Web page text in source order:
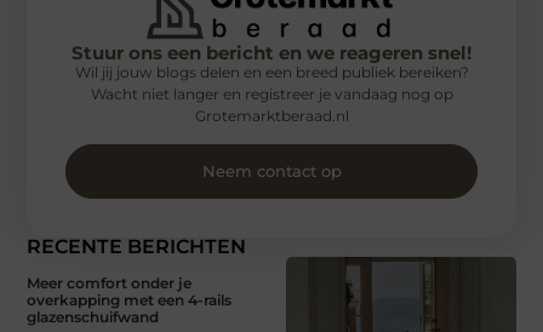
RECENTE BERICHTEN
Meer comfort onder je
overkapping met een 4-rails
glazenschuifwand
Stuur ons een bericht en we reageren snel!
Wil jij jouw blogs delen en een breed publiek bereiken?
Wacht niet langer en registreer je vandaag nog op
Grotemarktberaad.nl
Neem contact op